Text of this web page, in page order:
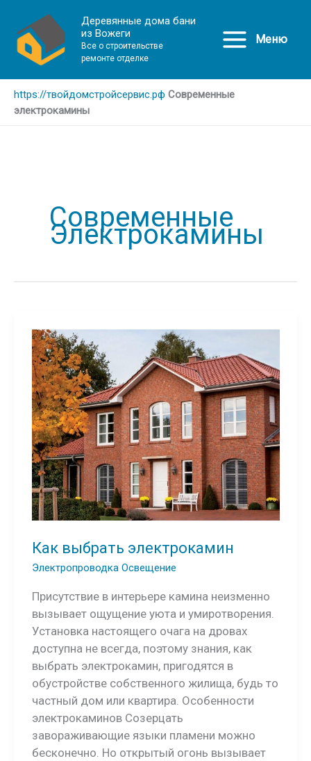
Деревянные дома бани
из Вожеги
Все о строительстве
ремонте отделке
Меню
https://твойдомстройсервис.рф Современные
электрокамины
Современные
Электрокамины
Как выбрать электрокамин
Электропроводка Освещение
Присутствие в интерьере камина неизменно
вызывает ощущение уюта и умиротворения.
Установка настоящего очага на дровах
доступна не всегда, поэтому знания, как
выбрать электрокамин, пригодятся в
обустройстве собственного жилища, будь то
частный дом или квартира. Особенности
электрокаминов Созерцать
завораживающие языки пламени можно
бесконечно. Но открытый огонь вызывает